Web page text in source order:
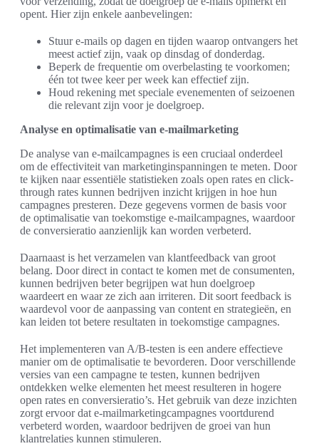
opent. Hier zijn enkele aanbevelingen:
Stuur e-mails op dagen en tijden waarop ontvangers het
meest actief zijn, vaak op dinsdag of donderdag.
Beperk de frequentie om overbelasting te voorkomen;
één tot twee keer per week kan effectief zijn.
Houd rekening met speciale evenementen of seizoenen
die relevant zijn voor je doelgroep.
Analyse en optimalisatie van e-mailmarketing
De analyse van e-mailcampagnes is een cruciaal onderdeel
om de effectiviteit van marketinginspanningen te meten. Door
te kijken naar essentiële statistieken zoals open rates en click-
through rates kunnen bedrijven inzicht krijgen in hoe hun
campagnes presteren. Deze gegevens vormen de basis voor
de optimalisatie van toekomstige e-mailcampagnes, waardoor
de conversieratio aanzienlijk kan worden verbeterd.
Daarnaast is het verzamelen van klantfeedback van groot
belang. Door direct in contact te komen met de consumenten,
kunnen bedrijven beter begrijpen wat hun doelgroep
waardeert en waar ze zich aan irriteren. Dit soort feedback is
waardevol voor de aanpassing van content en strategieën, en
kan leiden tot betere resultaten in toekomstige campagnes.
Het implementeren van A/B-testen is een andere effectieve
manier om de optimalisatie te bevorderen. Door verschillende
versies van een campagne te testen, kunnen bedrijven
ontdekken welke elementen het meest resulteren in hogere
open rates en conversieratio’s. Het gebruik van deze inzichten
zorgt ervoor dat e-mailmarketingcampagnes voortdurend
verbeterd worden, waardoor bedrijven de groei van hun
klantrelaties kunnen stimuleren.